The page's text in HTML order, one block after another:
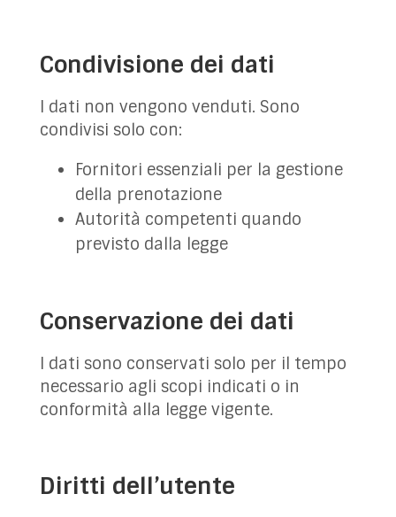
Condivisione dei dati
I dati non vengono venduti. Sono
condivisi solo con:
Fornitori essenziali per la gestione
della prenotazione
Autorità competenti quando
previsto dalla legge
Conservazione dei dati
I dati sono conservati solo per il tempo
necessario agli scopi indicati o in
conformità alla legge vigente.
Diritti dell’utente